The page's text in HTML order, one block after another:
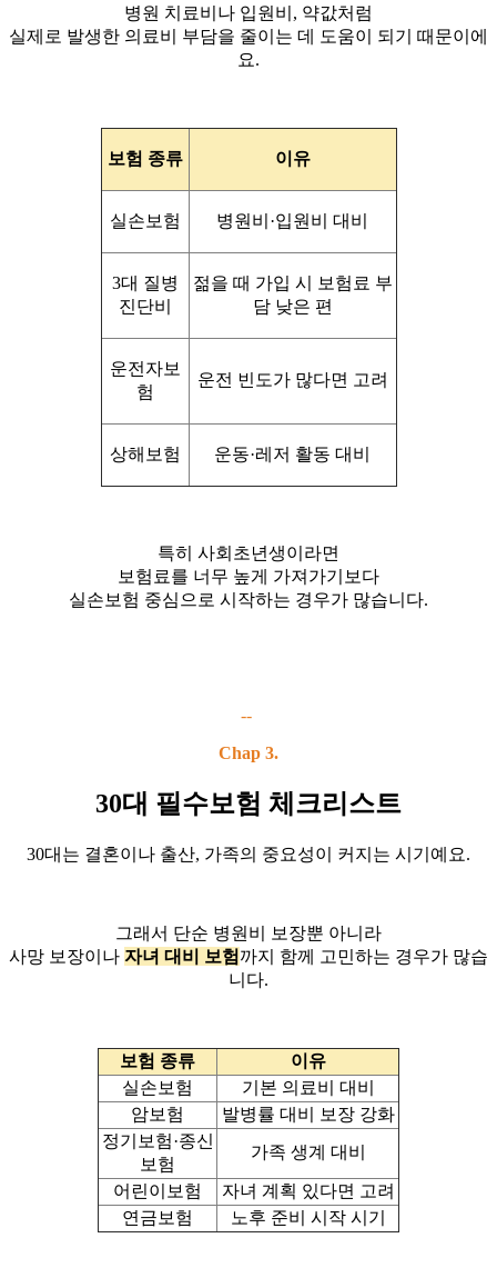
병원 치료비나 입원비, 약값처럼
실제로 발생한 의료비 부담을 줄이는 데 도움이 되기 때문이에
요.
보험 종류 이유
실손보험 병원비·입원비 대비
3대 질병
진단비
젊을 때 가입 시 보험료 부
담 낮은 편
운전자보
험
운전 빈도가 많다면 고려
상해보험 운동·레저 활동 대비
특히 사회초년생이라면
보험료를 너무 높게 가져가기보다
실손보험 중심으로 시작하는 경우가 많습니다.
--
Chap 3.
30대 필수보험 체크리스트
30대는 결혼이나 출산, 가족의 중요성이 커지는 시기예요.
그래서 단순 병원비 보장뿐 아니라
사망 보장이나 자녀 대비 보험 까지 함께 고민하는 경우가 많습
니다.
보험 종류
이유
실손보험
기본 의료비 대비
암보험
발병률 대비 보장 강화
정기보험·종신
보험
가족 생계 대비
어린이보험
자녀 계획 있다면 고려
연금보험
노후 준비 시작 시기